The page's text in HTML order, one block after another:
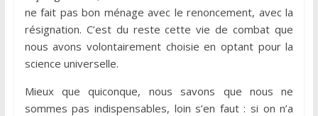
ne fait pas bon ménage avec le renoncement, avec la
résignation. C’est du reste cette vie de combat que
nous avons volontairement choisie en optant pour la
science universelle.
Mieux que quiconque, nous savons que nous ne
sommes pas indispensables, loin s’en faut : si on n’a